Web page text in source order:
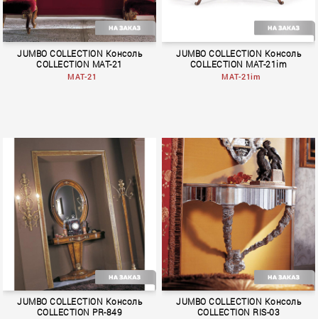
MACRAME
JUMBO COLLECTION Консоль
COLLECTION MAT-21
MAT-21
MACRAME
JUMBO COLLECTION Консоль
COLLECTION MAT-21im
MAT-21im
JUMBO COLLECTION Консоль
COLLECTION PR-849
JUMBO COLLECTION Консоль
COLLECTION RIS-03